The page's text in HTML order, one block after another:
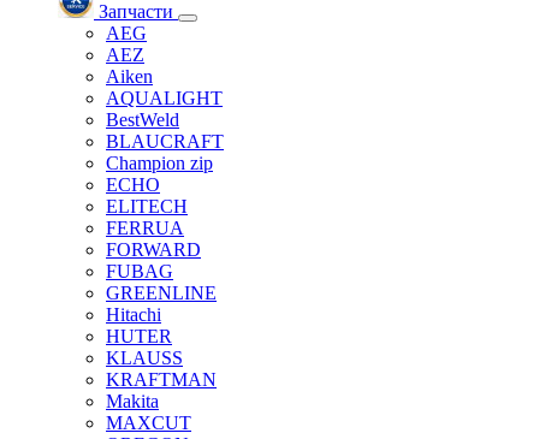
Запчасти
AEG
AEZ
Aiken
AQUALIGHT
BestWeld
BLAUCRAFT
Champion zip
ECHO
ELITECH
FERRUA
FORWARD
FUBAG
GREENLINE
Hitachi
HUTER
KLAUSS
KRAFTMAN
Makita
MAXCUT